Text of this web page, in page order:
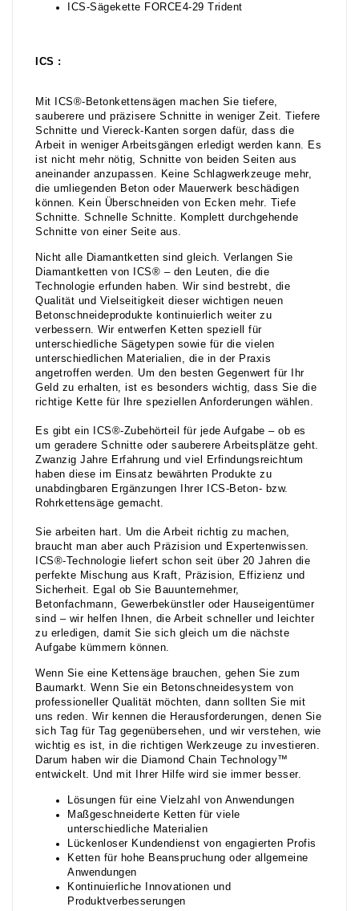
ICS-Sägekette FORCE4-29 Trident
ICS :
Mit ICS®-Betonkettensägen machen Sie tiefere,
sauberere und präzisere Schnitte in weniger Zeit. Tiefere
Schnitte und Viereck-Kanten sorgen dafür, dass die
Arbeit in weniger Arbeitsgängen erledigt werden kann. Es
ist nicht mehr nötig, Schnitte von beiden Seiten aus
aneinander anzupassen. Keine Schlagwerkzeuge mehr,
die umliegenden Beton oder Mauerwerk beschädigen
können. Kein Überschneiden von Ecken mehr. Tiefe
Schnitte. Schnelle Schnitte. Komplett durchgehende
Schnitte von einer Seite aus.
Nicht alle Diamantketten sind gleich. Verlangen Sie
Diamantketten von ICS® – den Leuten, die die
Technologie erfunden haben. Wir sind bestrebt, die
Qualität und Vielseitigkeit dieser wichtigen neuen
Betonschneideprodukte kontinuierlich weiter zu
verbessern. Wir entwerfen Ketten speziell für
unterschiedliche Sägetypen sowie für die vielen
unterschiedlichen Materialien, die in der Praxis
angetroffen werden. Um den besten Gegenwert für Ihr
Geld zu erhalten, ist es besonders wichtig, dass Sie die
richtige Kette für Ihre speziellen Anforderungen wählen.
Es gibt ein ICS®-Zubehörteil für jede Aufgabe – ob es
um geradere Schnitte oder sauberere Arbeitsplätze geht.
Zwanzig Jahre Erfahrung und viel Erfindungsreichtum
haben diese im Einsatz bewährten Produkte zu
unabdingbaren Ergänzungen Ihrer ICS-Beton- bzw.
Rohrkettensäge gemacht.
Sie arbeiten hart. Um die Arbeit richtig zu machen,
braucht man aber auch Präzision und Expertenwissen.
ICS®-Technologie liefert schon seit über 20 Jahren die
perfekte Mischung aus Kraft, Präzision, Effizienz und
Sicherheit. Egal ob Sie Bauunternehmer,
Betonfachmann, Gewerbekünstler oder Hauseigentümer
sind – wir helfen Ihnen, die Arbeit schneller und leichter
zu erledigen, damit Sie sich gleich um die nächste
Aufgabe kümmern können.
Wenn Sie eine Kettensäge brauchen, gehen Sie zum
Baumarkt. Wenn Sie ein Betonschneidesystem von
professioneller Qualität möchten, dann sollten Sie mit
uns reden. Wir kennen die Herausforderungen, denen Sie
sich Tag für Tag gegenübersehen, und wir verstehen, wie
wichtig es ist, in die richtigen Werkzeuge zu investieren.
Darum haben wir die Diamond Chain Technology™
entwickelt. Und mit Ihrer Hilfe wird sie immer besser.
Lösungen für eine Vielzahl von Anwendungen
Maßgeschneiderte Ketten für viele
unterschiedliche Materialien
Lückenloser Kundendienst von engagierten Profis
Ketten für hohe Beanspruchung oder allgemeine
Anwendungen
Kontinuierliche Innovationen und
Produktverbesserungen